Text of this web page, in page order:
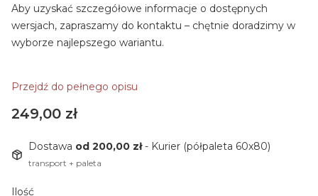
Aby uzyskać szczegółowe informacje o dostępnych
wersjach, zapraszamy do kontaktu – chętnie doradzimy w
wyborze najlepszego wariantu.
Przejdź do pełnego opisu
Cena
249,00 zł
Dostawa od 200,00 zł- Kurier (półpaleta 60x80)
transport + paleta
Ilość